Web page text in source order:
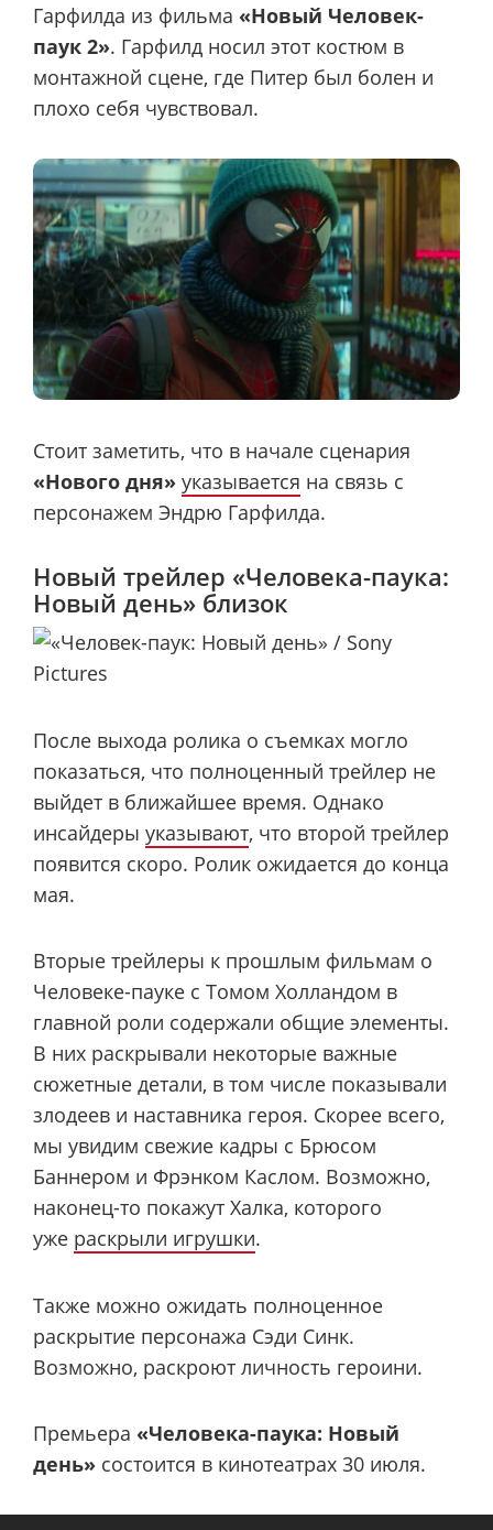
Гарфилда из фильма «Новый Человек-
паук 2». Гарфилд носил этот костюм в
монтажной сцене, где Питер был болен и
плохо себя чувствовал.
Стоит заметить, что в начале сценария
«Нового дня» указывается на связь с
персонажем Эндрю Гарфилда.
Новый трейлер «Человека-паука:
Новый день» близок
После выхода ролика о съемках могло
показаться, что полноценный трейлер не
выйдет в ближайшее время. Однако
инсайдеры указывают, что второй трейлер
появится скоро. Ролик ожидается до конца
мая.
Вторые трейлеры к прошлым фильмам о
Человеке-пауке с Томом Холландом в
главной роли содержали общие элементы.
В них раскрывали некоторые важные
сюжетные детали, в том числе показывали
злодеев и наставника героя. Скорее всего,
мы увидим свежие кадры с Брюсом
Баннером и Фрэнком Каслом. Возможно,
наконец-то покажут Халка, которого
уже раскрыли игрушки.
Также можно ожидать полноценное
раскрытие персонажа Сэди Синк.
Возможно, раскроют личность героини.
Премьера «Человека-паука: Новый
день» состоится в кинотеатрах 30 июля.